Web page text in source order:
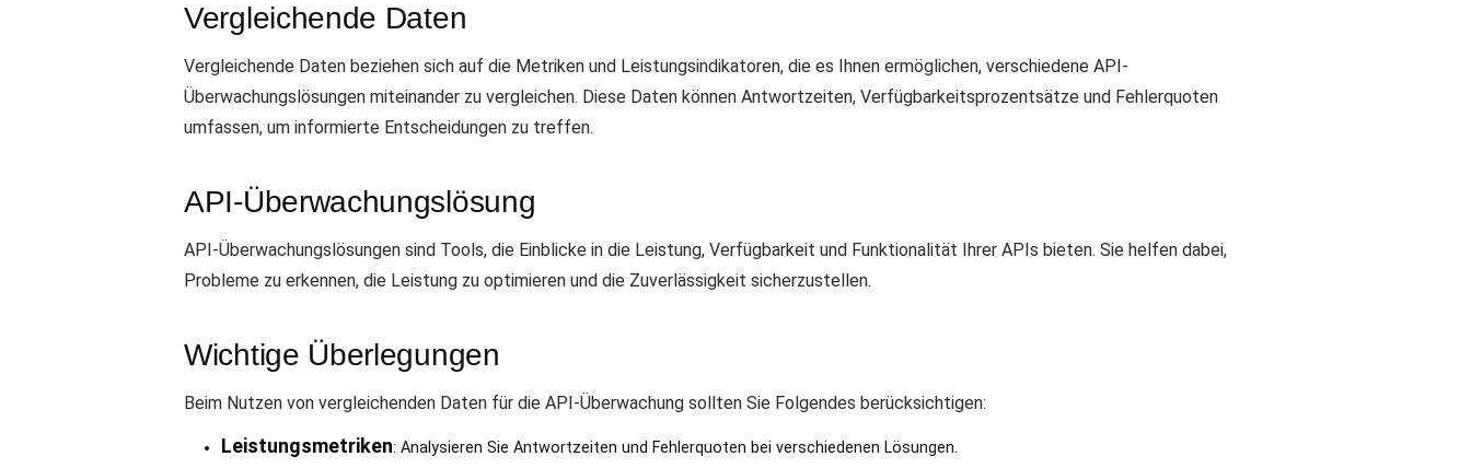
Vergleichende Daten
Vergleichende Daten beziehen sich auf die Metriken und Leistungsindikatoren, die es Ihnen ermöglichen, verschiedene API-
Überwachungslösungen miteinander zu vergleichen. Diese Daten können Antwortzeiten, Verfügbarkeitsprozentsätze und Fehlerquoten
umfassen, um informierte Entscheidungen zu treffen.
API-Überwachungslösung
API-Überwachungslösungen sind Tools, die Einblicke in die Leistung, Verfügbarkeit und Funktionalität Ihrer APIs bieten. Sie helfen dabei,
Probleme zu erkennen, die Leistung zu optimieren und die Zuverlässigkeit sicherzustellen.
Wichtige Überlegungen
Beim Nutzen von vergleichenden Daten für die API-Überwachung sollten Sie Folgendes berücksichtigen:
Leistungsmetriken: Analysieren Sie Antwortzeiten und Fehlerquoten bei verschiedenen Lösungen.